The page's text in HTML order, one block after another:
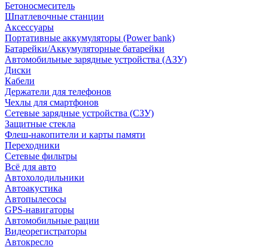
Бетоносмеситель
Шпатлевочные станции
Аксессуары
Портативные аккумуляторы (Power bank)
Батарейки/Аккумуляторные батарейки
Автомобильные зарядные устройства (АЗУ)
Диски
Кабели
Держатели для телефонов
Чехлы для смартфонов
Сетевые зарядные устройства (СЗУ)
Защитные стекла
Флеш-накопители и карты памяти
Переходники
Сетевые фильтры
Всё для авто
Автохолодильники
Автоакустика
Автопылесосы
GPS-навигаторы
Автомобильные рации
Видеорегистраторы
Автокресло